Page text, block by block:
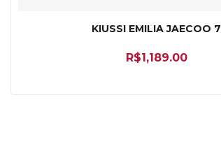
KIUSSI EMILIA JAECOO 7
R$1,189.00